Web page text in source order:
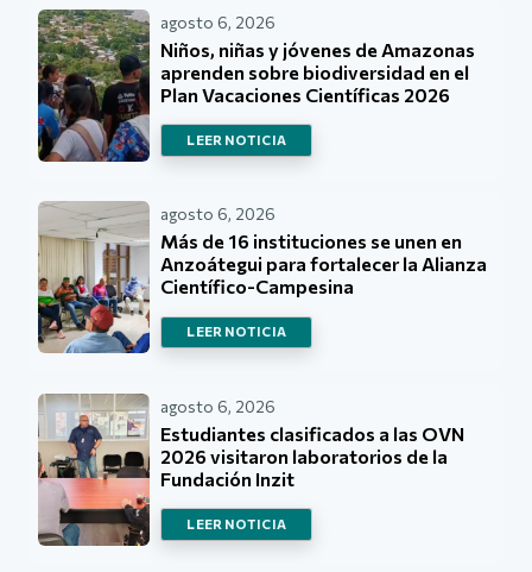
agosto 6, 2026
Niños, niñas y jóvenes de Amazonas
aprenden sobre biodiversidad en el
Plan Vacaciones Científicas 2026
LEER NOTICIA
agosto 6, 2026
Más de 16 instituciones se unen en
Anzoátegui para fortalecer la Alianza
Científico-Campesina
LEER NOTICIA
agosto 6, 2026
Estudiantes clasificados a las OVN
2026 visitaron laboratorios de la
Fundación Inzit
LEER NOTICIA